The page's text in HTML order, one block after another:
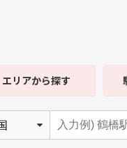
エリアから探す